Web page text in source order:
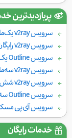
پربازدیدترین
سرویس v2ray یک‌ماهه
سرویس v2ray رایگان آزمایشی🎁
سرویس Outline یک ماهه
سرویس v2ray سه‌ماهه
سرویس v2ray شش‌ماهه
سرویس Outline سه ماهه
سرویس آی‌پی
خدمات رایگان